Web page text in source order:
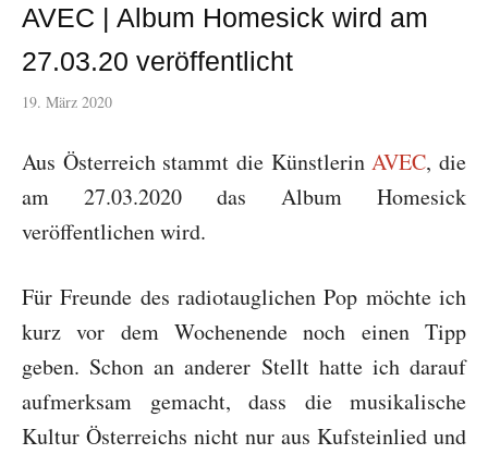
AVEC | Album Homesick wird am
27.03.20 veröffentlicht
19. März 2020
Aus Österreich stammt die KünstlerinAVEC, die
am 27.03.2020 das Album Homesick
veröffentlichen wird.
Für Freunde des radiotauglichen Pop möchte ich
kurz vor dem Wochenende noch einen Tipp
geben. Schon an anderer Stellt hatte ich darauf
aufmerksam gemacht, dass die musikalische
Kultur Österreichs nicht nur aus Kufsteinlied und